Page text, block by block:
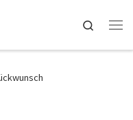
Search